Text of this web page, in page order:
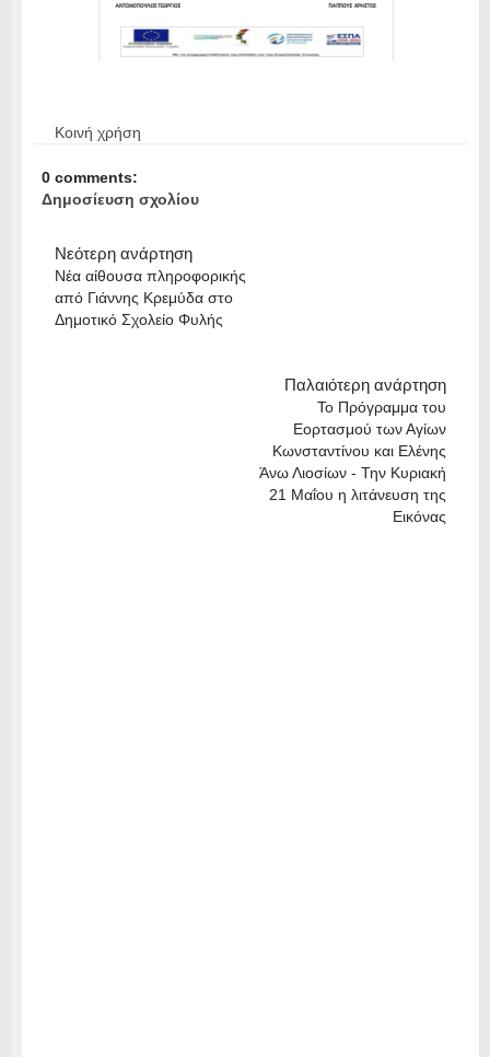
Κοινή χρήση
0 comments:
Δημοσίευση σχολίου
Νεότερη ανάρτηση
Νέα αίθουσα πληροφορικής
από Γιάννης Κρεμύδα στο
Δημοτικό Σχολείο Φυλής
Παλαιότερη ανάρτηση
To Πρόγραμμα του
Εορτασμού των Αγίων
Κωνσταντίνου και Ελένης
Άνω Λιοσίων - Την Κυριακή
21 Μαΐου η λιτάνευση της
Εικόνας